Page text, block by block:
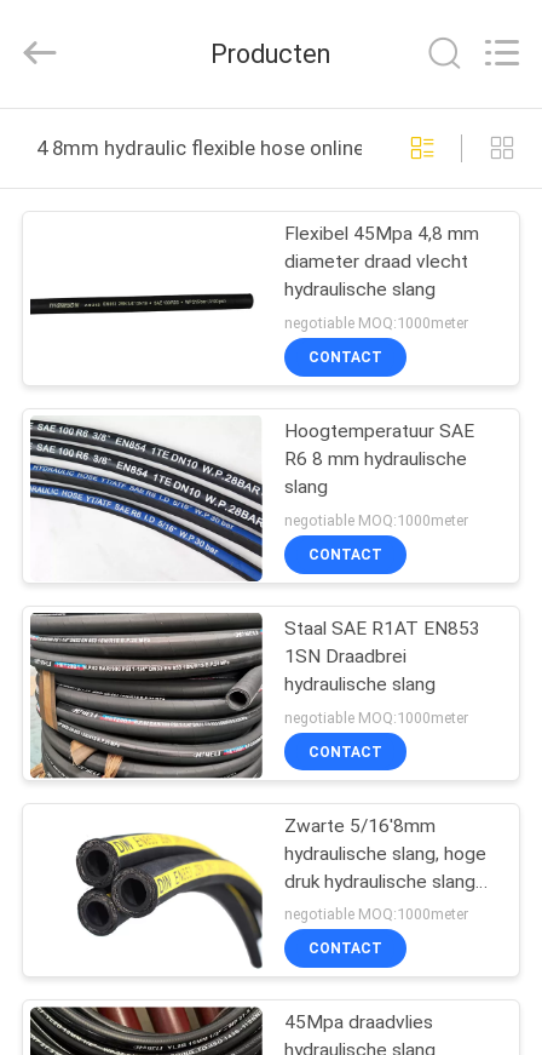
PRODUCTEN
ONGEVEER
ONS
FABRIEKSREIS
KWALITEITSCONTROLE
CONTACTEER
ONS
NIEUWS
VERZOEK
OM
CITAAT
PRIVACY
Reserved.
Producten
4 8mm hydraulic flexible hose online fabricage
Flexibel 45Mpa 4,8 mm
diameter draad vlecht
hydraulische slang
negotiable MOQ:1000meter
CONTACT
Hoogtemperatuur SAE
R6 8 mm hydraulische
slang
negotiable MOQ:1000meter
CONTACT
Staal SAE R1AT EN853
1SN Draadbrei
hydraulische slang
negotiable MOQ:1000meter
CONTACT
Zwarte 5/16'8mm
hydraulische slang, hoge
druk hydraulische slang
buis
negotiable MOQ:1000meter
CONTACT
45Mpa draadvlies